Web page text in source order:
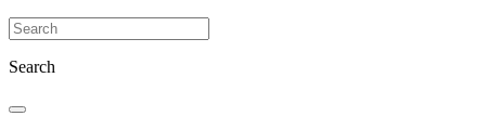
Search